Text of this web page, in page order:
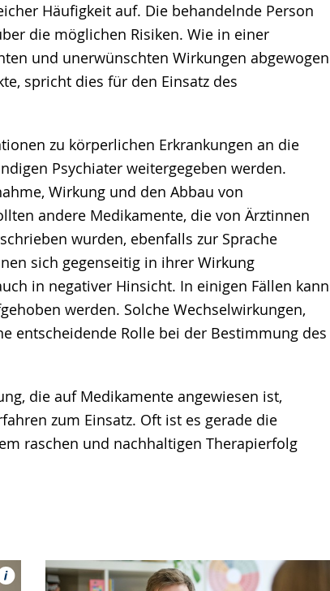
Häufigkeit auf. Die behandelnde Person
die möglichen Risiken. Wie in einer
und unerwünschten Wirkungen abgewogen
spricht dies für den Einsatz des
zu körperlichen Erkrankungen an die
Psychiater weitergegeben werden.
Wirkung und den Abbau von
andere Medikamente, die von Ärztinnen
wurden, ebenfalls zur Sprache
sich gegenseitig in ihrer Wirkung
in negativer Hinsicht. In einigen Fällen kann
werden. Solche Wechselwirkungen,
entscheidende Rolle bei der Bestimmung des
die auf Medikamente angewiesen ist,
zum Einsatz. Oft ist es gerade die
raschen und nachhaltigen Therapierfolg